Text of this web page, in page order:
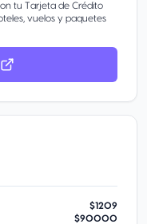
tu Tarjeta de Crédito
vuelos y paquetes
$1209
$90000